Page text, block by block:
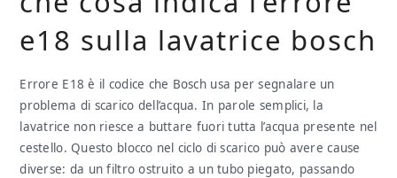
e18 sulla lavatrice bosch
Errore E18 è il codice che Bosch usa per segnalare un
problema di scarico dell’acqua. In parole semplici, la
lavatrice non riesce a buttare fuori tutta l’acqua presente nel
cestello. Questo blocco nel ciclo di scarico può avere cause
diverse: da un filtro ostruito a un tubo piegato, passando